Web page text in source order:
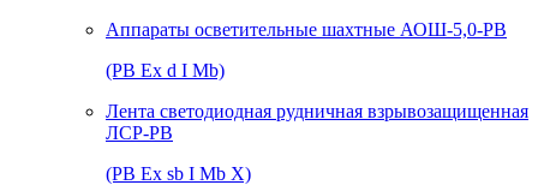
Аппараты осветительные шахтные АОШ-5,0-РВ
(РВ Ex d I Mb)
Лента светодиодная рудничная взрывозащищенная
ЛСР-РВ
(РВ Ex sb I Mb Х)